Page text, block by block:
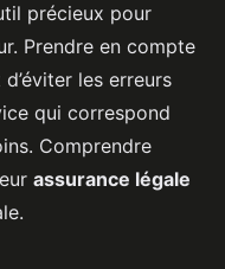
précieux pour
Prendre en compte
les erreurs
qui correspond
Comprendre
assurance légale